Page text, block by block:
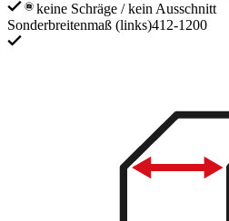
keine Schräge / kein Ausschnitt
Sonderbreitenmaß (links)412-1200